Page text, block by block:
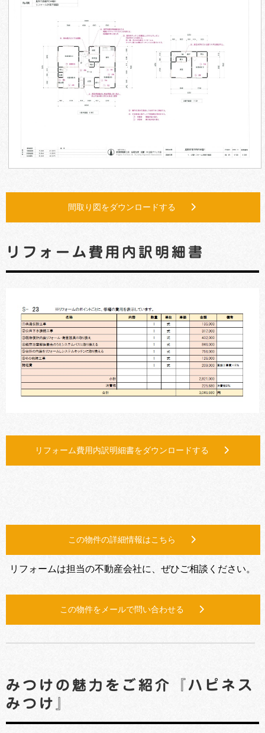
間取り図をダウンロードする
リフォーム費用内訳明細書
リフォーム費用内訳明細書をダウンロードする
この物件の詳細情報はこちら
リフォームは担当の不動産会社に、ぜひご相談ください。
この物件をメールで問い合わせる
みつけの魅力をご紹介『ハピネス
みつけ』